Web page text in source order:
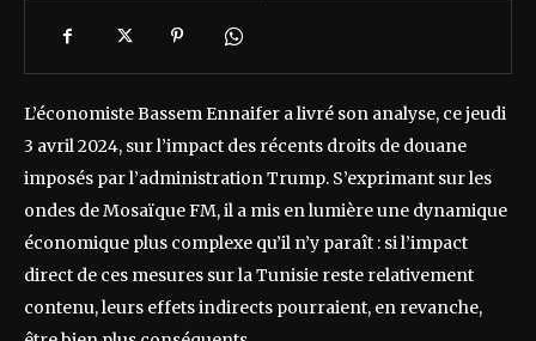
L’économiste Bassem Ennaifer a livré son analyse, ce jeudi
3 avril 2024, sur l’impact des récents droits de douane
imposés par l’administration Trump. S’exprimant sur les
ondes de Mosaïque FM, il a mis en lumière une dynamique
économique plus complexe qu’il n’y paraît : si l’impact
direct de ces mesures sur la Tunisie reste relativement
contenu, leurs effets indirects pourraient, en revanche,